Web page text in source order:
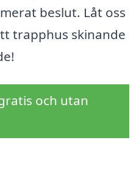
beslut. Låt oss
trapphus skinande
och utan